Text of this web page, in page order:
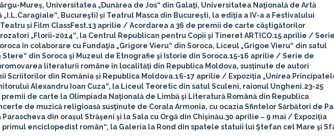
Mureș, Universitatea „Dunărea de Jos“ din Galaţi, Universitatea Naţională de Artă
Bucureşti) și Teatrul Masca din București, la ediţia a IV-a a Festivalului
și Film ClassFest.13 aprilie / Acordarea a 36 de premii de carte câştigătorilor
„Florii-2014“, la Centrul Republican pentru Copii şi Tineret ARTICO.15 aprilie /
în colaborare cu Fundaţia „Grigore Vieru“ din Soroca, Liceul „Grigoe Vieru“ din satul
din Soroca şi Muzeul de Etnografie şi Istorie din Soroca.15-16 aprilie / Serie de
literaturii române în localități din Republica Moldova, susținute de autori
Scriitorilor din România și Republica Moldova.16-17 aprilie / Expoziția „Unirea
Alexandru Ioan Cuza“, la Liceul Teoretic din satul Sculeni, raionul Ungheni.23-25
de carte la Olimpiada Naţională de Limbă şi Literatură Română din Republica
de muzică religioasă susţinute de Corala Armonia, cu ocazia Sfintelor Sărbători de
din orașul Străşeni şi la Sala cu Orgă din Chişinău.30 aprilie ‒ 9 mai / Expoziția
primul enciclopedist român“, la Galeria la Rond din spatele statuii lui Ştefan cel Mare şi